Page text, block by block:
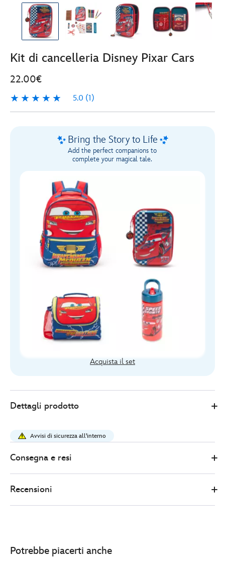
Kit di cancelleria Disney Pixar Cars
22.00€
5.0 (1)
5.0
1
Bring the Story to Life
Add the perfect companions to
complete your magical tale.
Acquista il set
Store
22.00
cancelleria-
disney-
435391289497.html
http://schema.org/InStock
Dettagli prodotto
Avvisi di sicurezza all'interno
Consegna e resi
Recensioni
Potrebbe piacerti anche